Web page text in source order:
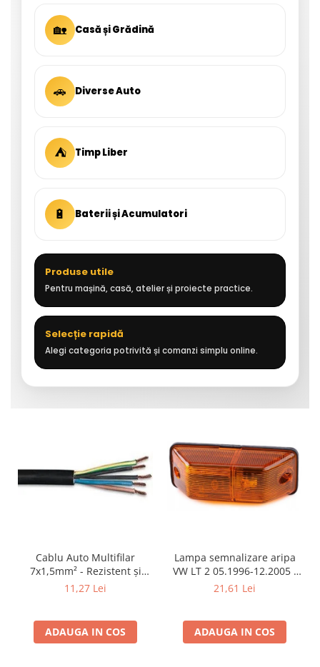
🏡 Casă și Grădină
🚗 Diverse Auto
⛺ Timp Liber
🔋 Baterii și Acumulatori
Produse utile
Pentru mașină, casă, atelier și proiecte practice.
Selecție rapidă
Alegi categoria potrivită și comanzi simplu online.
Cablu Auto Multifilar
7x1,5mm² - Rezistent și
Flexibil pentru Remorci 12V-
11,27 Lei
ADAUGA IN COS
Lampa semnalizare aripa
VW LT 2 05.1996-12.2005 ;
Mercedes Sprinter 1995-
Neoplan Euroliner,
Starliner,Centroliner,
21,61 Lei
ADAUGA IN COS